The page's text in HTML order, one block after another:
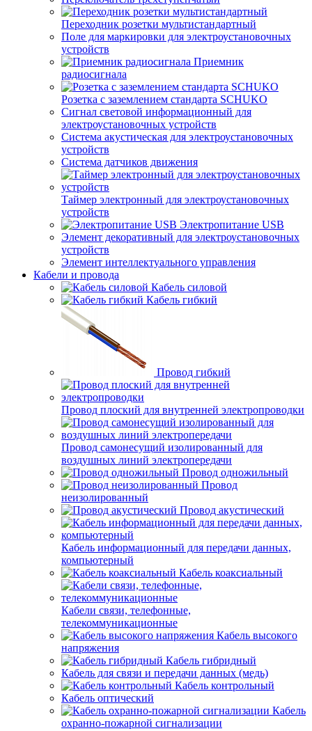
Переходник розетки мультистандартный
Поле для маркировки для электроустановочных
устройств
Приемник
радиосигнала
Розетка с заземлением стандарта SCHUKO
Сигнал световой информационный для
электроустановочных устройств
Система акустическая для электроустановочных
устройств
Система датчиков движения
Таймер электронный для электроустановочных
устройств
Электропитание USB
Элемент декоративный для электроустановочных
устройств
Элемент интеллектуального управления
Кабели и провода
Кабель силовой
Кабель гибкий
Провод гибкий
Провод плоский для внутренней электропроводки
Провод самонесущий изолированный для
воздушных линий электропередачи
Провод одножильный
Провод
неизолированный
Провод акустический
Кабель информационный для передачи данных,
компьютерный
Кабель коаксиальный
Кабели связи, телефонные,
телекоммуникационные
Кабель высокого
напряжения
Кабель гибридный
Кабель для связи и передачи данных (медь)
Кабель контрольный
Кабель оптический
Кабель
охранно-пожарной сигнализации